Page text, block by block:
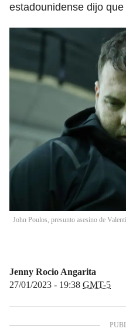
estadounidense dijo
John Poulos, presunto asesino de
Jenny Rocio Angarita
27/01/2023 - 19:38 GMT-5